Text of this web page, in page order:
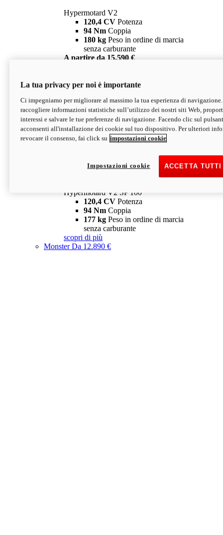
Hypermotard V2
120,4 CV Potenza
94 Nm Coppia
180 kg Peso in ordine di marcia
senza carburante
A partire da 15.590 €
V2 SP
Hypermotard V2 SP
120,4 CVPotenza
94 NmCoppia
177 kgPeso in ordine di marcia
senza carburante
Depotenziata 35 kW: 18.890 € i
configura scopri di più
Hypermotard V2 SP 100
120,4 CV Potenza
94 Nm Coppia
177 kg Peso in ordine di marcia
senza carburante
scopri di più
MonsterDa 12.890 €
La tua privacy per noi è importante
Ci impegniamo per migliorare al massimo la tua esperienza di
raccogliere informazioni statistiche sull’utilizzo dei nostri siti Web,
interessi e salvare le tue preferenze di navigazione. Facendo clic sul
acconsenti all'installazione dei cookie sul tuo dispositivo. Per ulteriori
revocare il consenso, fai click su impostazioni cookie
ACCETTA
Impostazioni cookie